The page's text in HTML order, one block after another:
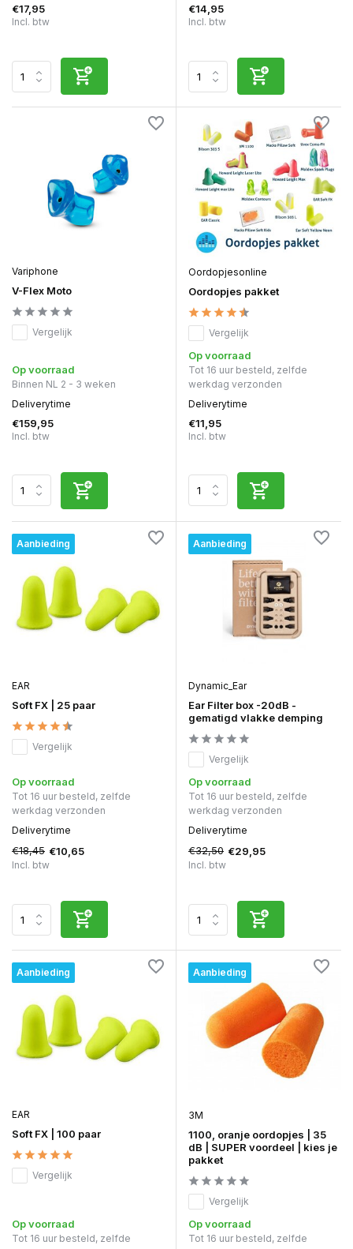
€17,95
Incl. btw
€14,95
Incl. btw
Variphone
V-Flex Moto
Vergelijk
Op voorraad
Binnen NL 2 - 3 weken
Deliverytime
€159,95
Incl. btw
Oordopjesonline
Oordopjes pakket
Vergelijk
Op voorraad
Tot 16 uur besteld, zelfde
werkdag verzonden
Deliverytime
€11,95
Incl. btw
Aanbieding
EAR
Soft FX | 25 paar
Vergelijk
Op voorraad
Tot 16 uur besteld, zelfde
werkdag verzonden
Deliverytime
€18,45 €10,65
Incl. btw
Aanbieding
Dynamic_Ear
Ear Filter box -20dB -
gematigd vlakke demping
Vergelijk
Op voorraad
Tot 16 uur besteld, zelfde
werkdag verzonden
Deliverytime
€32,50 €29,95
Incl. btw
Aanbieding
EAR
Soft FX | 100 paar
Vergelijk
Op voorraad
Tot 16 uur besteld, zelfde
Aanbieding
3M
1100, oranje oordopjes | 35
dB | SUPER voordeel | kies je
pakket
Vergelijk
Op voorraad
Tot 16 uur besteld, zelfde